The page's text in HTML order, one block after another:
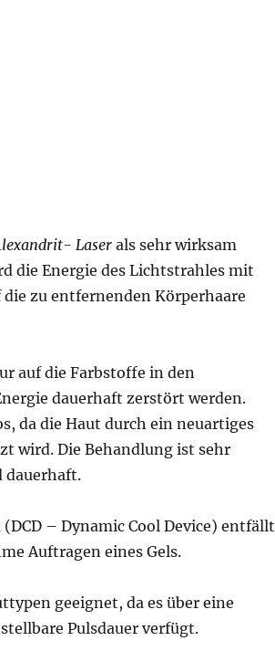
Laserals sehr wirksam
die Energie des Lichtstrahles mit
zu entfernenden Körperhaare
auf die Farbstoffe in den
dauerhaft zerstört werden.
da die Haut durch ein neuartiges
wird. Die Be­handlung ist sehr
dauerhaft.
– Dynamic Cool Device) entfällt
Auftragen eines Gels.
geeignet, da es über eine
Pulsdauer verfügt.